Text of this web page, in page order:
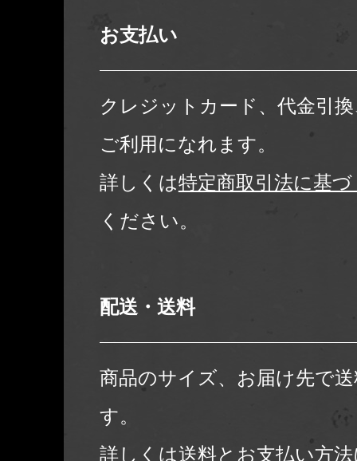
お支払い
クレジットカード、代金引
ご利用になれます。
詳しくは特定商取引法に基
ください。
配送・送料
商品のサイズ、お届け先で
す。
詳しくは送料とお支払い方